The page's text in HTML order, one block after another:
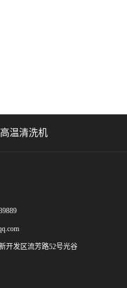
温清洗机
开发区流芳路52号光谷